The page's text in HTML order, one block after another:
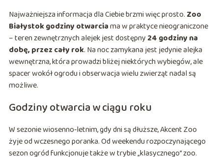
Najważniejsza informacja dla Ciebie brzmi więc prosto. Zoo
Białystok godziny otwarciama w praktyce nieograniczone
– teren zewnętrznych alejek jest dostępny 24 godziny na
dobę, przez cały rok. Na noc zamykana jest jedynie alejka
wewnętrzna, która prowadzi bliżej niektórych wybiegów, ale
spacer wokół ogrodu i obserwacja wielu zwierząt nadal są
możliwe.
Godziny otwarcia w ciągu roku
W sezonie wiosenno‑letnim, gdy dni są dłuższe, Akcent Zoo
żyje od wczesnego poranka. Od weekendu rozpoczynającego
sezon ogród funkcjonuje także w trybie „klasycznego” zoo.